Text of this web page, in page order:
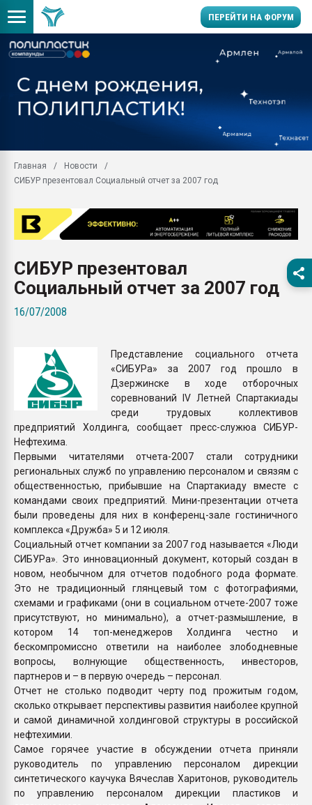
ПЕРЕЙТИ НА ФОРУМ
Вакуум-формовочные
28.07.2026
Всё, что касается
бутылок
Материал
вакуумного
Продам отходы
ПЕРЕЙТИ НА
Главная
Новости
СИБУР презентовал Социальный отчет за 2007 год
СИБУР презентовал
Социальный отчет за 2007 год
16/07/2008
Представление социального отчета
«СИБУРа» за 2007 год прошло в
Дзержинске в ходе отборочных
соревнований IV Летней Спартакиады
среди трудовых коллективов
предприятий Холдинга, сообщает пресс-служюа СИБУР-
Нефтехима.
Первыми читателями отчета-2007 стали сотрудники
региональных служб по управлению персоналом и связям с
общественностью, прибывшие на Спартакиаду вместе с
командами своих предприятий. Мини-презентации отчета
были проведены для них в конференц-зале гостиничного
комплекса «Дружба» 5 и 12 июля.
Социальный отчет компании за 2007 год называется «Люди
СИБУРа». Это инновационный документ, который создан в
новом, необычном для отчетов подобного рода формате.
Это не традиционный глянцевый том с фотографиями,
схемами и графиками (они в социальном отчете-2007 тоже
присутствуют, но минимально), а отчет-размышление, в
котором 14 топ-менеджеров Холдинга честно и
бескомпромиссно ответили на наиболее злободневные
вопросы, волнующие общественность, инвесторов,
партнеров и – в первую очередь – персонал.
Отчет не столько подводит черту под прожитым годом,
сколько открывает перспективы развития наиболее крупной
и самой динамичной холдинговой структуры в российской
нефтехимии.
Самое горячее участие в обсуждении отчета приняли
руководитель по управлению персоналом дирекции
синтетического каучука Вячеслав Харитонов, руководитель
по управлению персоналом дирекции пластиков и